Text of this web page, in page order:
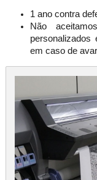
1 ano contra
Não
em caso de